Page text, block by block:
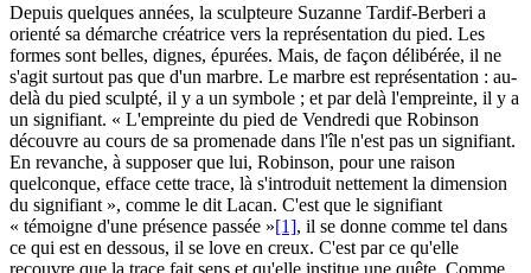
Depuis quelques années, la sculpteure Suzanne Tardif-Berberi a
orienté sa démarche créatrice vers la représentation du pied. Les
formes sont belles, dignes, épurées. Mais, de façon délibérée, il ne
s'agit surtout pas que d'un marbre. Le marbre est représentation : au-
delà du pied sculpté, il y a un symbole ; et par delà l'empreinte, il y a
un signifiant. « L'empreinte du pied de Vendredi que Robinson
découvre au cours de sa promenade dans l'île n'est pas un signifiant.
En revanche, à supposer que lui, Robinson, pour une raison
quelconque, efface cette trace, là s'introduit nettement la dimension
du signifiant », comme le dit Lacan. C'est que le signifiant
« témoigne d'une présence passée »[1], il se donne comme tel dans
ce qui est en dessous, il se love en creux. C'est par ce qu'elle
recouvre que la trace fait sens et qu'elle institue une quête. Comme